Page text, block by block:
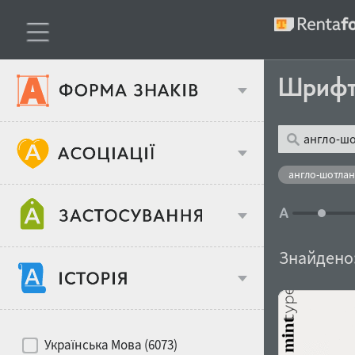
Тип шрифтів
Ширина
Віковий стереотип
Гендерний стереотип
Об'єкт дизайну
Українська Мова (6073)
англо-